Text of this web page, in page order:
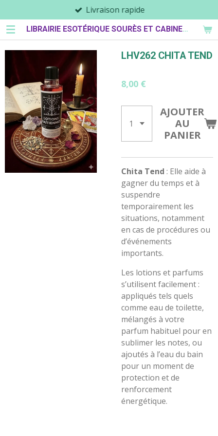
au
contenu
LIBRAIRIE ESOTÉRIQUE SOURÈS ET CABINET DE PARASPYCHOLOGIE
Livraison rapide
LHV262 CHITA TEND
8,00 €
AJOUTER
AU
PANIER
Chita Tend : Elle aide à
gagner du temps et à
suspendre
temporairement les
situations, notamment
en cas de procédures ou
d’événements
importants.
Les lotions et parfums
s’utilisent facilement :
appliqués tels quels
comme eau de toilette,
mélangés à votre
parfum habituel pour en
sublimer les notes, ou
ajoutés à l’eau du bain
pour un moment de
protection et de
renforcement
énergétique.